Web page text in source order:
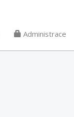
Administrace